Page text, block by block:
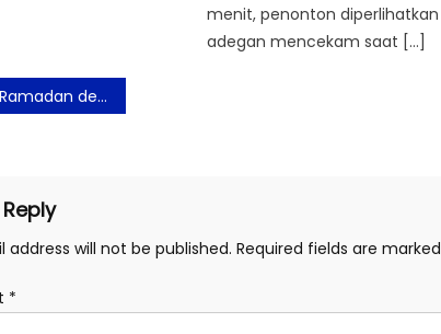
menit, penonton diperlihatkan
adegan mencekam saat […]
Eksklusif di Sheraton Jakarta Soekarno Hatta Airport
address will not be published. Required fields are marked
*